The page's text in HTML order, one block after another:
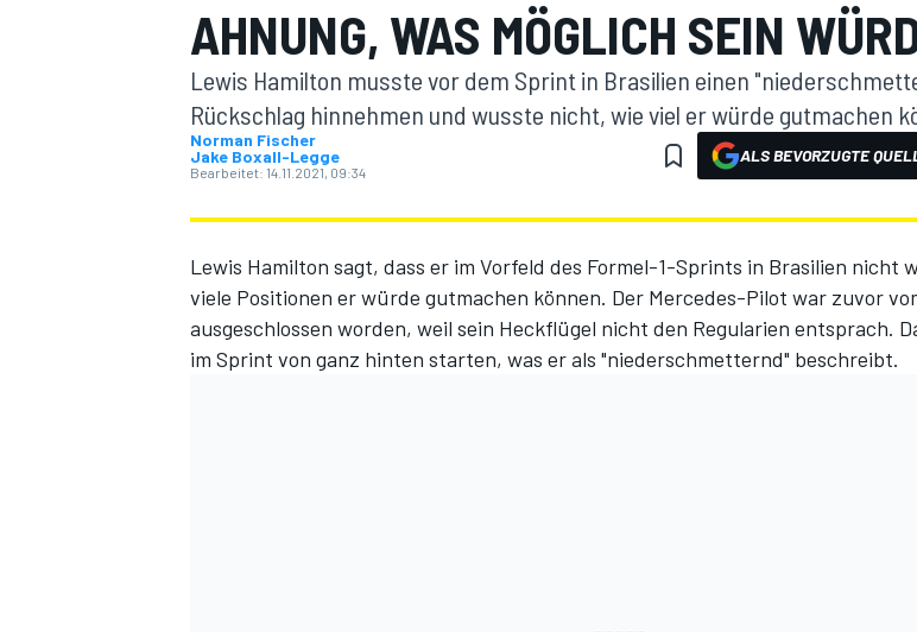
AHNUNG, WAS MÖGLICH SEIN
Lewis Hamilton musste vor dem Sprint in Brasilien einen
Rückschlag hinnehmen und wusste nicht, wie viel er würde gutmachen
Norman Fischer
Jake Boxall-Legge
Bearbeitet: 14.11.2021, 09:34
ALS BEVORZUGTE
Lewis Hamilton sagt, dass er im Vorfeld des Formel-1-Sprints in Brasilien nicht
viele Positionen er würde gutmachen können. Der Mercedes-Pilot war zuvor
ausgeschlossen worden, weil sein Heckflügel nicht den Regularien entsprach.
im Sprint von ganz hinten starten, was er als "niederschmetternd" beschreibt.